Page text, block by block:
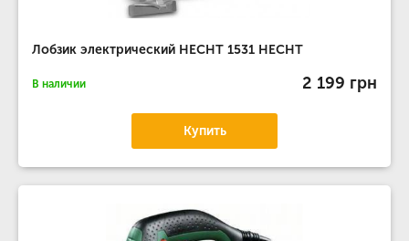
Лобзик электрический HECHT 1531 HECHT
В наличии 2 199 грн
Купить